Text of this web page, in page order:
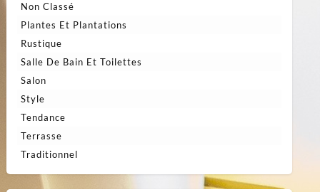
Non Classé
Plantes Et Plantations
Rustique
Salle De Bain Et Toilettes
Salon
Style
Tendance
Terrasse
Traditionnel